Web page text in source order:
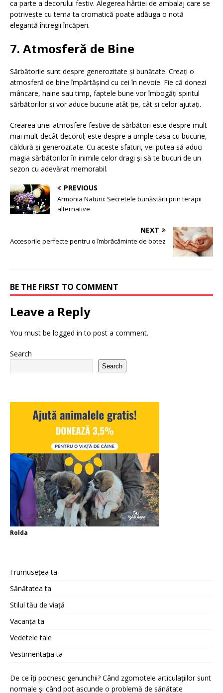
ca parte a decorului festiv. Alegerea hârtiei de ambalaj care se
potrivește cu tema ta cromatică poate adăuga o notă
elegantă întregii încăperi.
7. Atmosferă de Bine
Sărbătorile sunt despre generozitate și bunătate. Creați o
atmosferă de bine împărtășind cu cei în nevoie. Fie că donezi
mâncare, haine sau timp, faptele bune vor îmbogăți spiritul
sărbătorilor și vor aduce bucurie atât ție, cât și celor ajutați.
Crearea unei atmosfere festive de sărbători este despre mult
mai mult decât decorul; este despre a umple casa cu bucurie,
căldură și generozitate. Cu aceste sfaturi, vei putea să aduci
magia sărbătorilor în inimile celor dragi și să te bucuri de un
sezon cu adevărat memorabil.
PREVIOUS
Armonia Naturii: Secretele bunăstării prin terapii
alternative
NEXT
Accesorile perfecte pentru o îmbrăcăminte de botez
BE THE FIRST TO COMMENT
Leave a Reply
You must be logged in to post a comment.
Search
Search
Rolda
Frumusețea ta
Sănătatea ta
Stilul tău de viață
Vacanța ta
Vedetele tale
Vestimentația ta
De ce îți pocnesc genunchii? Când zgomotele articulațiilor sunt
normale și când pot ascunde o problemă de sănătate